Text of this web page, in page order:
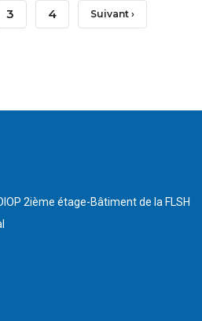
Page
3 Page
4 Page
Suivant ›
2ième étage-Bâtiment de la FLSH